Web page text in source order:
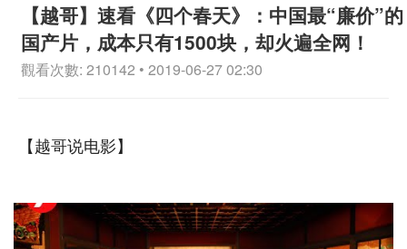
【越哥】速看《四个春天》：中国最“廉价”的
国产片，成本只有1500块，却火遍全网！
觀看次數: 210142 • 2019-06-27 02:30
【越哥说电影】